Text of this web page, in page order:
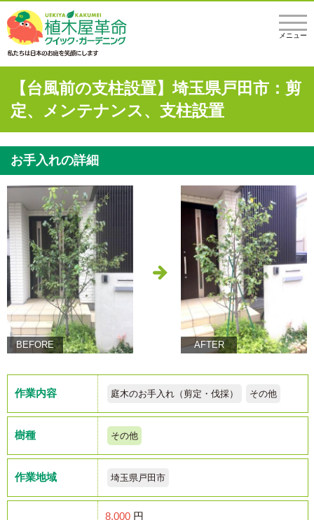
メニュー
【台風前の支柱設置】埼玉県戸田市：剪
定、メンテナンス、支柱設置
お手入れの詳細
BEFORE AFTER
作業内容 庭木のお手入れ（剪定・伐採） その他
樹種 その他
作業地域 埼玉県戸田市
8,000 円